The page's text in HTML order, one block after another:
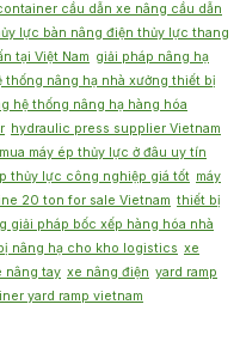
cầu dẫn xe nâng cầu dẫn
lực bàn nâng điện thủy lực thang
tại Việt Nam giải pháp nâng hạ
nâng hạ nhà xưởng thiết bị
hệ thống nâng hạ hàng hóa
hydraulic press supplier Vietnam
mua máy ép thủy lực ở đâu uy tín
thủy lực công nghiệp giá tốt máy
20 ton for sale Vietnam thiết bị
giải pháp bốc xếp hàng hóa nhà
nâng hạ cho kho logistics xe
nâng tay xe nâng điện yard ramp
yard ramp vietnam